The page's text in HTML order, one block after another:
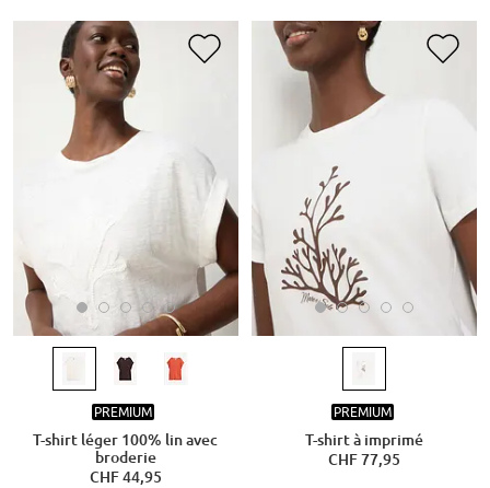
PREMIUM
T-shirt léger 100% lin avec
broderie
CHF 44,95
PREMIUM
T-shirt à imprimé
CHF 77,95